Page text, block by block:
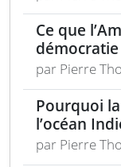
Ce que
par Pierre
Pourquoi
l’océan
par Pierre